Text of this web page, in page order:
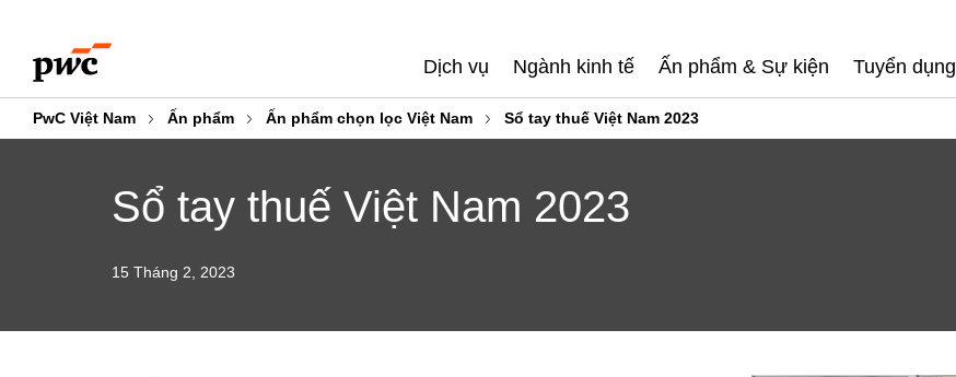
content
footer
Dịch vụ Ngành kinh tế Ấn phẩm & Sự kiện Tuyển dụng
PwC Việt Nam Ấn phẩm Ấn phẩm chọn lọc Việt Nam Sổ tay thuế Việt Nam 2023
Sổ tay thuế Việt Nam 2023
15 Tháng 2, 2023